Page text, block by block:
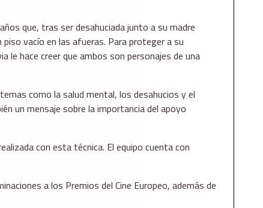
que, tras ser desahuciada junto a su madre
vacío en las afueras. Para proteger a su
le hace creer que ambos son personajes de una
como la salud mental, los desahucios y el
un mensaje sobre la importancia del apoyo
con esta técnica. El equipo cuenta con
a los Premios del Cine Europeo, además de